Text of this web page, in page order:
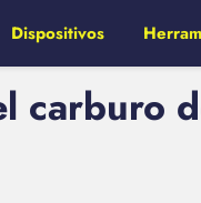
Dispositivos
carburo